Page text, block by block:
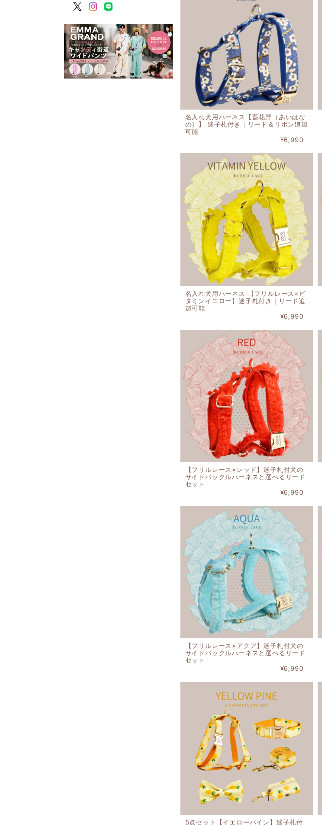
名入れ犬用ハーネス【藍花野（あいはな
の）】 迷子札付き｜リード＆リボン追加
可能
¥6,990
名入れ犬用ハーネス 【フリルレース×ビ
タミンイエロー】迷子札付き｜リード追
加可能
¥6,990
【フリルレース×レッド】迷子札付犬の
サイドバックルハーネスと選べるリード
セット
¥6,990
【フリルレース×アクア】迷子札付犬の
サイドバックルハーネスと選べるリード
セット
¥6,990
5点セット【イエローパイン】迷子札付